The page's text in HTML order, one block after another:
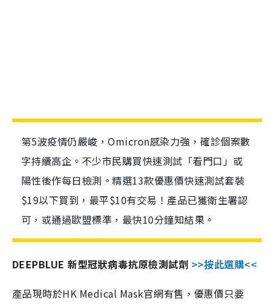
第5波疫情仍嚴峻，Omicron感染力強，確診個案數
字持續高企。不少市民購買快速測試「看門口」或
陽性後作每日檢測。精選13款優惠價快速測試套裝
$19以下買到，最平$10有交易！產品已獲衛生署認
可，或通過歐盟標準，最快10分鐘知結果。
DEEPBLUE 新型冠狀病毒抗原檢測試劑 >>按此選購<<
產品現時於HK Medical Mask官網有售，優惠價只要